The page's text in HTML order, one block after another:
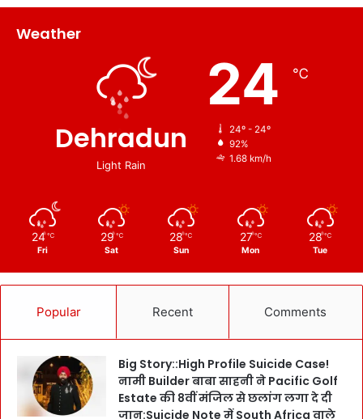
Weather
Dehradun
Light Rain
24 ℃
24º - 24º
92%
1.68 km/h
24 ℃
Fri
29 ℃
Sat
28 ℃
Sun
27 ℃
Mon
28 ℃
Tue
Popular Recent Comments
Big Story::High Profile Suicide Case!
नामी Builder बाबा साहनी ने Pacific Golf
Estate की 8वीं मंजिल से छलांग लगा दे दी
जान:Suicide Note में South Africa वाले